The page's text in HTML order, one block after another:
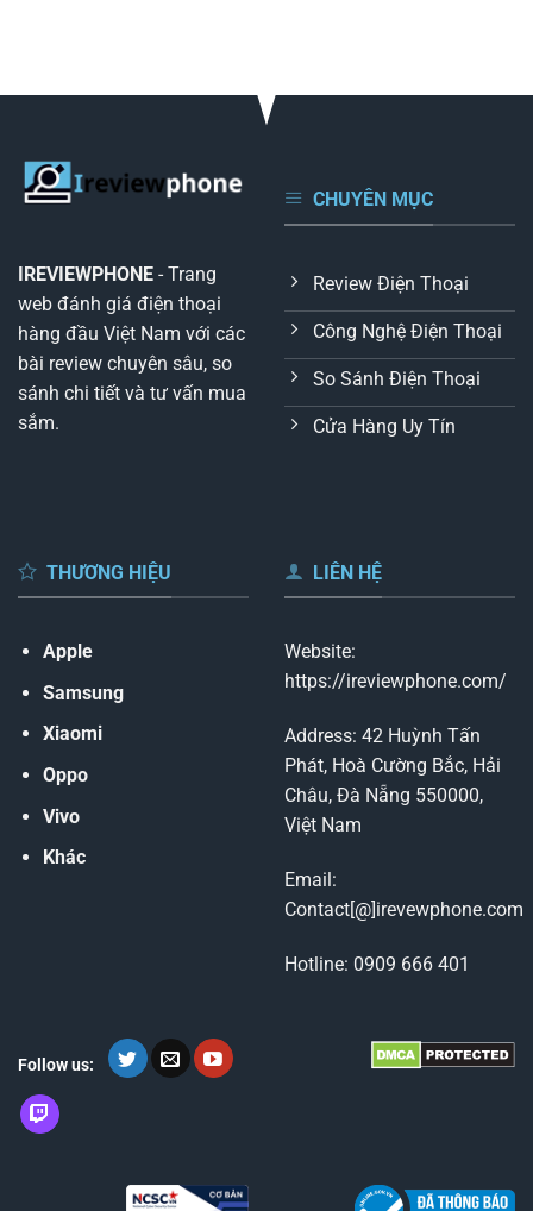
IREVIEWPHONE - Trang
web đánh giá điện thoại
hàng đầu Việt Nam với các
bài review chuyên sâu, so
sánh chi tiết và tư vấn mua
sắm.
CHUYÊN MỤC
Review Điện Thoại
Công Nghệ Điện Thoại
So Sánh Điện Thoại
Cửa Hàng Uy Tín
THƯƠNG HIỆU
Apple
Samsung
Xiaomi
Oppo
Vivo
Khác
LIÊN HỆ
Website:
https://ireviewphone.com/
Address: 42 Huỳnh Tấn
Phát, Hoà Cường Bắc, Hải
Châu, Đà Nẵng 550000,
Việt Nam
Email:
Contact[@]irevewphone.com
Hotline: 0909 666 401
Follow us: